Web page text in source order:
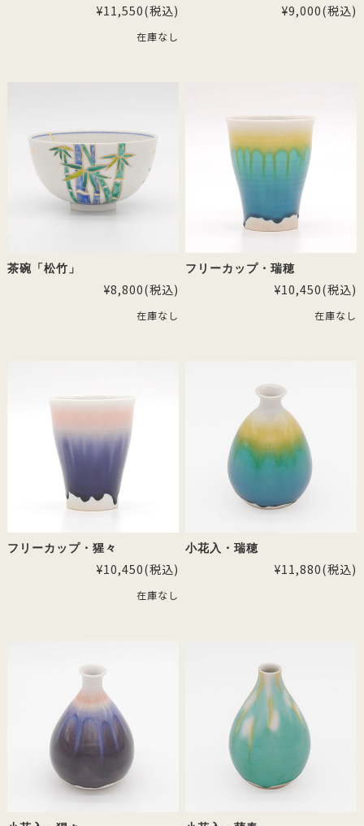
¥11,550(税込)
在庫なし
¥9,000(税込)
茶碗「松竹」
¥8,800(税込)
在庫なし
フリーカップ・瑞穂
¥10,450(税込)
在庫なし
フリーカップ・猩々
¥10,450(税込)
在庫なし
小花入・瑞穂
¥11,880(税込)